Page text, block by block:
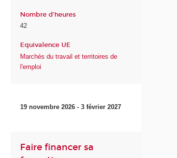
Nombre d'heures
42
Equivalence UE
Marchés du travail et territoires de
l'emploi
19 novembre 2026 - 3 février 2027
Faire financer sa